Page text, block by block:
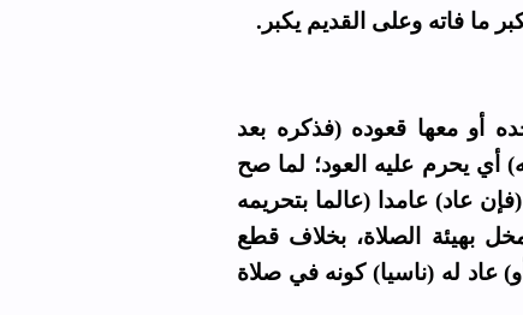
ما فاته وعلى القديم يكبر.
أو معها قعوده (فذكره بعد
أي يحرم عليه العود؛ لما صح
عاد) عامدا (عالما بتحريمه
بهيئة الصلاة، بخلاف قطع
عاد له (ناسيا) كونه في صلاة